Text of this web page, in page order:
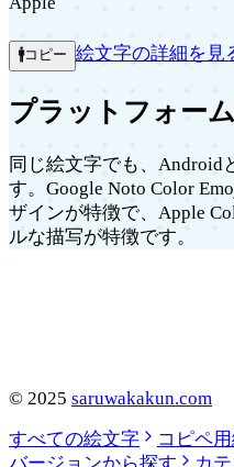
🚹コピー 絵文字の詳細を見
プラットフォー
同じ絵文字でも、Android
す。Google Noto Color
ザインが特徴で、Apple
ルな描写が特徴です。
© 2025 saruwakakun.com
すべての絵文字
コピペ